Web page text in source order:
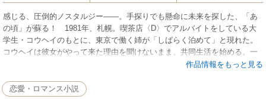
感じる、圧倒的ノスタルジー――。手探りでも懸命に未来を探した、「あ
の頃」が蘇る！ 1981年、札幌。喫茶店〈D〉でアルバイトをしている大
学生・コウヘイのもとに、東京で働く姉が「しばらく泊めて」と現れた。
コウヘイは彼女がやって来た理由を聞けないまま、共同生活を始める。一
方〈D〉では、店長が突如「辞める」と言い出して……。平和に思えた人間
い未来に焦り、それでも前に進もうともがく若者たちを描いた傑作青春小
作品情報をもっと見る
恋愛・ロマンス小説